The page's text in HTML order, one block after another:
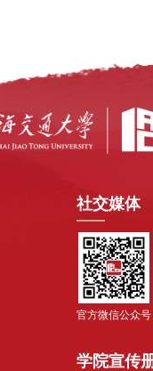
社交媒体
官方微信公众号
学院宣传